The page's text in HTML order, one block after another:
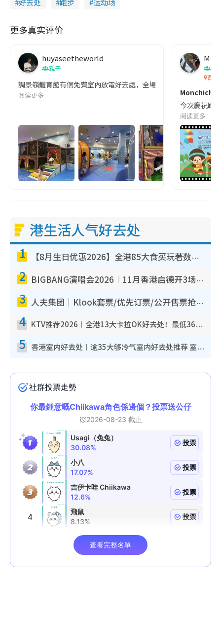
好去处 跑步 运动场
更多真实评价
huyaseetheworld
親子
調景嶺體育館有個免費室內放電好去處，全場有冷氣，最正係地
阅读更多
親
西沙
Monchichi
今次慶祝跑
阅读更多
港生活人气好去处
1 【8月生日优惠2026】全港85大食买玩著数攻略 自助餐/火锅放题同行免费＋诚品/DONKI送现金券
2 BIGBANG演唱会2026︱11月香港启德开3场！实名制VIP申请、优先购票攻略
3 人夫集团｜Klook套票/优先订票/公开售票抢票攻略！附票价.购票连结.场地座位表
4 KTV推荐2026︱全港13大卡拉OK好去处！最低36元起 日语歌都有！(附地址+收费详情)
5 香港室内好去处︱逾35大够冷气室内好去处推荐 室内活动免费避雨无惧下雨